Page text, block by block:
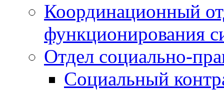
Координационный
функционирования
Отдел социально-
Социальный